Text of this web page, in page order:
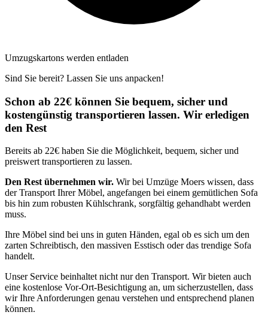
Umzugskartons werden entladen
Sind Sie bereit? Lassen Sie uns anpacken!
Schon ab 22€ können Sie bequem, sicher und
kostengünstig transportieren lassen. Wir erledigen
den Rest
Bereits ab 22€ haben Sie die Möglichkeit, bequem, sicher und
preiswert transportieren zu lassen.
Den Rest übernehmen wir. Wir bei Umzüge Moers wissen, dass
der Transport Ihrer Möbel, angefangen bei einem gemütlichen Sofa
bis hin zum robusten Kühlschrank, sorgfältig gehandhabt werden
muss.
Ihre Möbel sind bei uns in guten Händen, egal ob es sich um den
zarten Schreibtisch, den massiven Esstisch oder das trendige Sofa
handelt.
Unser Service beinhaltet nicht nur den Transport. Wir bieten auch
eine kostenlose Vor-Ort-Besichtigung an, um sicherzustellen, dass
wir Ihre Anforderungen genau verstehen und entsprechend planen
können.